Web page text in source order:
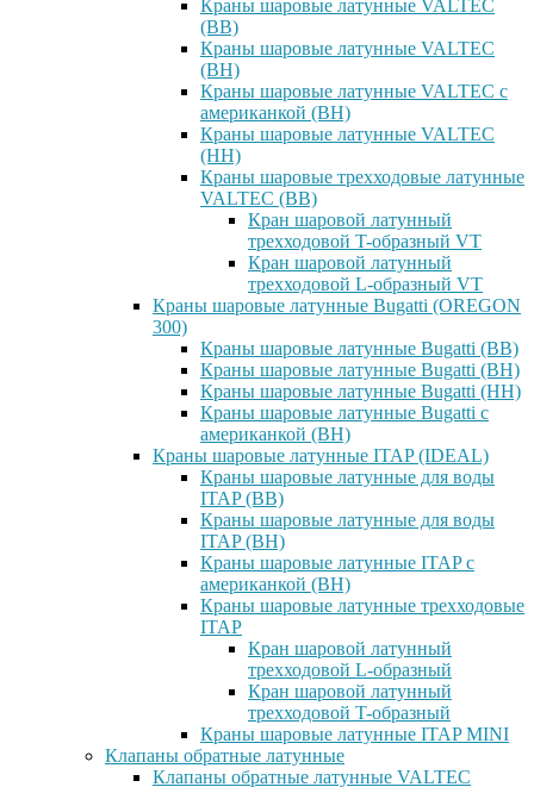
Краны шаровые латунные VALTEC
(ВВ)
Краны шаровые латунные VALTEC
(ВН)
Краны шаровые латунные VALTEC с
американкой (ВН)
Краны шаровые латунные VALTEC
(НН)
Краны шаровые трехходовые латунные
VALTEC (ВВ)
Кран шаровой латунный
трехходовой T-образный VT
Кран шаровой латунный
трехходовой L-образный VT
Краны шаровые латунные Bugatti (OREGON
300)
Краны шаровые латунные Bugatti (ВВ)
Краны шаровые латунные Bugatti (ВН)
Краны шаровые латунные Bugatti (НН)
Краны шаровые латунные Bugatti с
американкой (ВН)
Краны шаровые латунные ITAP (IDEAL)
Краны шаровые латунные для воды
ITAP (ВВ)
Краны шаровые латунные для воды
ITAP (ВН)
Краны шаровые латунные ITAP с
американкой (ВН)
Краны шаровые латунные трехходовые
ITAP
Кран шаровой латунный
трехходовой L-образный
Кран шаровой латунный
трехходовой T-образный
Краны шаровые латунные ITAP MINI
Клапаны обратные латунные
Клапаны обратные латунные VALTEC